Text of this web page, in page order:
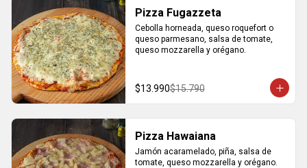
Pizza Fugazzeta
Cebolla horneada, queso roquefort o
queso parmesano, salsa de tomate,
queso mozzarella y orégano.
$13.990$15.790
Pizza Hawaiana
Jamón acaramelado, piña, salsa de
tomate, queso mozzarella y orégano.